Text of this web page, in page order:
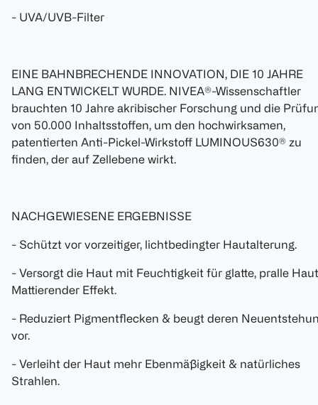
- UVA/UVB-Filter
EINE BAHNBRECHENDE INNOVATION, DIE 10 JAHRE
LANG ENTWICKELT WURDE. NIVEA®-Wissenschaftler
brauchten 10 Jahre akribischer Forschung und die
von 50.000 Inhaltsstoffen, um den hochwirksamen,
patentierten Anti-Pickel-Wirkstoff LUMINOUS630® zu
finden, der auf Zellebene wirkt.
NACHGEWIESENE ERGEBNISSE
- Schützt vor vorzeitiger, lichtbedingter Hautalterung.
- Versorgt die Haut mit Feuchtigkeit für glatte, pralle
Mattierender Effekt.
- Reduziert Pigmentflecken & beugt deren
vor.
- Verleiht der Haut mehr Ebenmäßigkeit & natürliches
Strahlen.